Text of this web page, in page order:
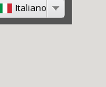
Italiano